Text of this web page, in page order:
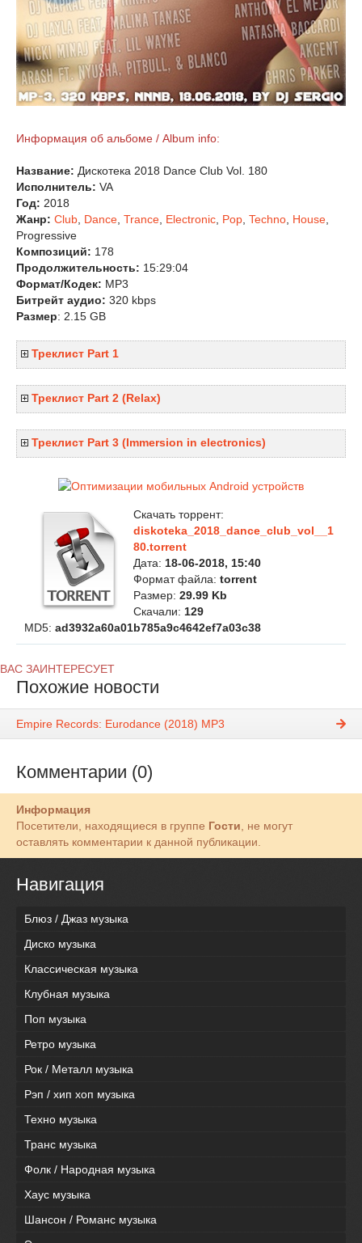
Информация об альбоме / Album info:
Название: Дискотека 2018 Dance Club Vol. 180
Исполнитель: VA
Год: 2018
Жанр: Club Dance Trance Electronic Pop Techno House
Progressive
Композиций: 178
Продолжительность: 15:29:04
Формат/Кодек: MP3
Битрейт аудио: 320 kbps
Размер: 2.15 GB
Треклист Part 1
Треклист Part 2 (Relax)
Треклист Part 3 (Immersion in electronics)
Скачать торрент:
diskoteka_2018_dance_club_vol__1
80.torrent
Дата: 18-06-2018, 15:40
Формат файла: torrent
Размер: 29.99 Kb
Скачали: 129
MD5: ad3932a60a01b785a9c4642ef7a03c38
ВАС ЗАИНТЕРЕСУЕТ
Похожие новости
Empire Records: Eurodance (2018) MP3
Комментарии (0)
Информация
Посетители, находящиеся в группе Гости, не могут
оставлять комментарии к данной публикации.
Навигация
Блюз / Джаз музыка
Диско музыка
Классическая музыка
Клубная музыка
Поп музыка
Ретро музыка
Рок / Металл музыка
Рэп / хип хоп музыка
Техно музыка
Транс музыка
Фолк / Народная музыка
Хаус музыка
Шансон / Романс музыка